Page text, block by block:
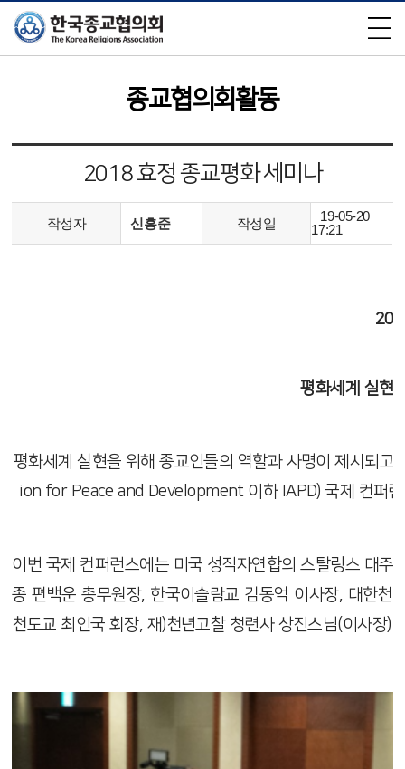
×
종교협의회활동
2018 효정 종교평화 세미나
작성자 신흥준 작성일
19-05-20
17:21
평화세계 실현
평화세계 실현을 위해 종교인들의 역할과 사명이 제시되
ion for Peace and Development 이하 IAPD) 국제 컨퍼
이번 국제 컨퍼런스에는 미국 성직자연합의 스탈링스 대
종 편백운 총무원장, 한국이슬람교 김동억 이사장, 대한천
천도교 최인국 회장, 재)천년고찰 청련사 상진스님(이사장